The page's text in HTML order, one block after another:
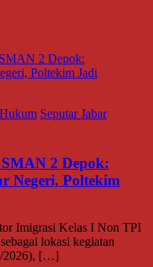
Seputar Jabar
2 Depok:
Negeri, Poltekim
Imigrasi Kelas I Non TPI
lokasi kegiatan
2026), […]